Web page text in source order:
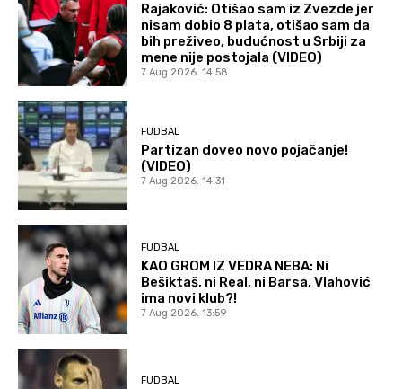
Rajaković: Otišao sam iz Zvezde jer
nisam dobio 8 plata, otišao sam da
bih preživeo, budućnost u Srbiji za
mene nije postojala (VIDEO)
7 Aug 2026. 14:58
FUDBAL
Partizan doveo novo pojačanje!
(VIDEO)
7 Aug 2026. 14:31
FUDBAL
KAO GROM IZ VEDRA NEBA: Ni
Bešiktaš, ni Real, ni Barsa, Vlahović
ima novi klub?!
7 Aug 2026. 13:59
FUDBAL